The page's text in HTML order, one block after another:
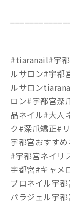
#tiaranail#宇
ルサロン#宇都
ルサロン
ロン#宇都宮深
品ネイル#大人
ク#深爪矯正#
宇都宮おすす
#宇都宮ネイリ
宇都宮#キャメ
プロネイル宇
パラジェル宇